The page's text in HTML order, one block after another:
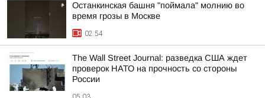
Останкинская башня "поймала" молнию во
время грозы в Москве
02:54
The Wall Street Journal: разведка США ждет
проверок НАТО на прочность со стороны
России